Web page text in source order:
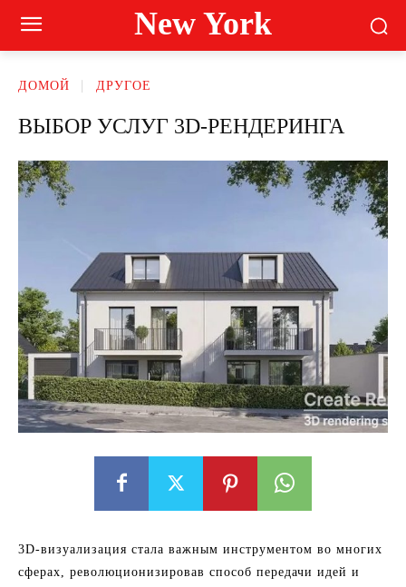
New York
ДОМОЙ ДРУГОЕ
ВЫБОР УСЛУГ 3D-РЕНДЕРИНГА
3D-визуализация стала важным инструментом во многих
сферах, революционизировав способ передачи идей и